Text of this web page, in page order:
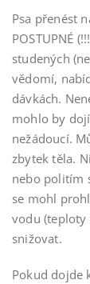
Psa přenést
POSTUPNÉ
studených
vědomí,
dávkách.
mohlo by
nežádoucí.
zbytek těla.
nebo politím
se mohl
vodu (teploty
snižovat.
Pokud dojde